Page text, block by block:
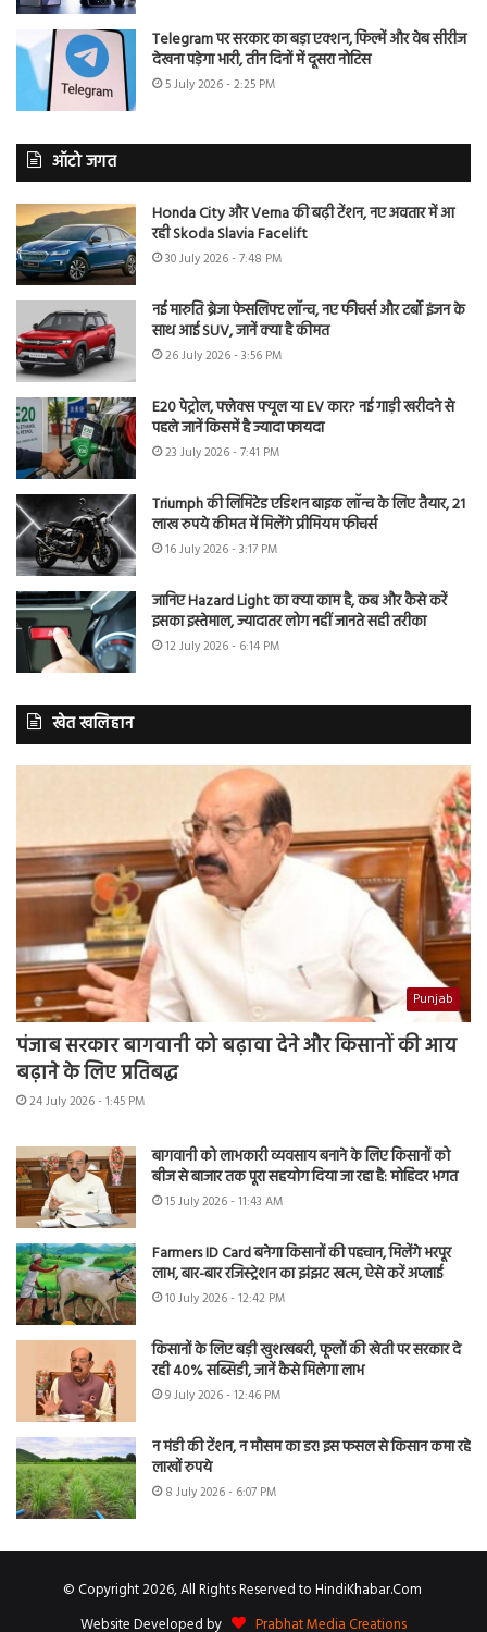
Telegram पर सरकार का बड़ा एक्शन, फिल्में और वेब सीरीज
देखना पड़ेगा भारी, तीन दिनों में दूसरा नोटिस
5 July 2026 - 2:25 PM
ऑटो जगत
Honda City और Verna की बढ़ी टेंशन, नए अवतार में आ
रही Skoda Slavia Facelift
30 July 2026 - 7:48 PM
नई मारुति ब्रेजा फेसलिफ्ट लॉन्च, नए फीचर्स और टर्बो इंजन के
साथ आई SUV, जानें क्या है कीमत
26 July 2026 - 3:56 PM
E20 पेट्रोल, फ्लेक्स फ्यूल या EV कार? नई गाड़ी खरीदने से
पहले जानें किसमें है ज्यादा फायदा
23 July 2026 - 7:41 PM
Triumph की लिमिटेड एडिशन बाइक लॉन्च के लिए तैयार, 21
लाख रुपये कीमत में मिलेंगे प्रीमियम फीचर्स
16 July 2026 - 3:17 PM
जानिए Hazard Light का क्या काम है, कब और कैसे करें
इसका इस्तेमाल, ज्यादातर लोग नहीं जानते सही तरीका
12 July 2026 - 6:14 PM
खेत खलिहान
Punjab
पंजाब सरकार बागवानी को बढ़ावा देने और किसानों की आय
बढ़ाने के लिए प्रतिबद्ध
24 July 2026 - 1:45 PM
बागवानी को लाभकारी व्यवसाय बनाने के लिए किसानों को
बीज से बाजार तक पूरा सहयोग दिया जा रहा है: मोहिंदर भगत
15 July 2026 - 11:43 AM
Farmers ID Card बनेगा किसानों की पहचान, मिलेंगे भरपूर
लाभ, बार-बार रजिस्ट्रेशन का झंझट खत्म, ऐसे करें अप्लाई
10 July 2026 - 12:42 PM
किसानों के लिए बड़ी खुशखबरी, फूलों की खेती पर सरकार दे
रही 40% सब्सिडी, जानें कैसे मिलेगा लाभ
9 July 2026 - 12:46 PM
न मंडी की टेंशन, न मौसम का डर! इस फसल से किसान कमा रहे
लाखों रुपये
8 July 2026 - 6:07 PM
© Copyright 2026, All Rights Reserved to HindiKhabar.Com
Website Developed by
Prabhat Media Creations